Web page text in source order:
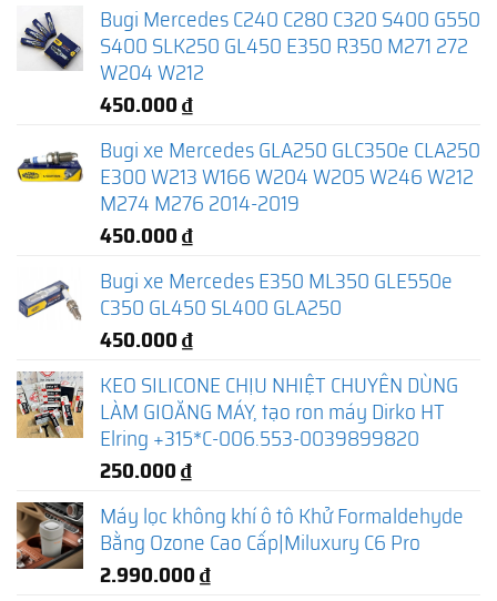
Bugi Mercedes C240 C280 C320 S400 G550
S400 SLK250 GL450 E350 R350 M271 272
W204 W212
450.000₫
Bugi xe Mercedes GLA250 GLC350e CLA250
E300 W213 W166 W204 W205 W246 W212
M274 M276 2014-2019
450.000₫
Bugi xe Mercedes E350 ML350 GLE550e
C350 GL450 SL400 GLA250
450.000₫
KEO SILICONE CHỊU NHIỆT CHUYÊN DÙNG
LÀM GIOĂNG MÁY, tạo ron máy Dirko HT
Elring +315*C-006.553-0039899820
250.000₫
Máy lọc không khí ô tô Khử Formaldehyde
Bằng Ozone Cao Cấp|Miluxury C6 Pro
2.990.000₫